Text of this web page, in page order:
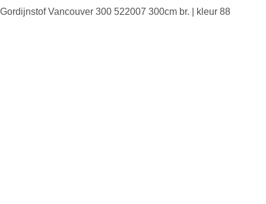
Gordijnstof Vancouver 300 522007 300cm br. | kleur 88